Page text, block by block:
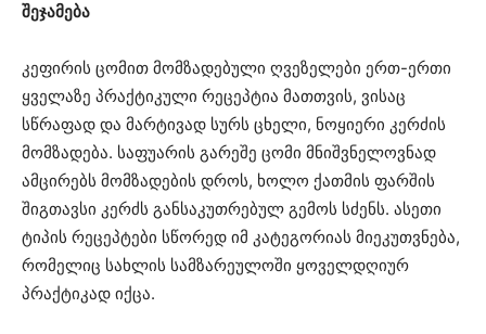
შეჯამება
კეფირის ცომით მომზადებული ღვეზელები ერთ-ერთი
ყველაზე პრაქტიკული რეცეპტია მათთვის, ვისაც
სწრაფად და მარტივად სურს ცხელი, ნოყიერი კერძის
მომზადება. საფუარის გარეშე ცომი მნიშვნელოვნად
ამცირებს მომზადების დროს, ხოლო ქათმის ფარშის
შიგთავსი კერძს განსაკუთრებულ გემოს სძენს. ასეთი
ტიპის რეცეპტები სწორედ იმ კატეგორიას მიეკუთვნება,
რომელიც სახლის სამზარეულოში ყოველდღიურ
პრაქტიკად იქცა.